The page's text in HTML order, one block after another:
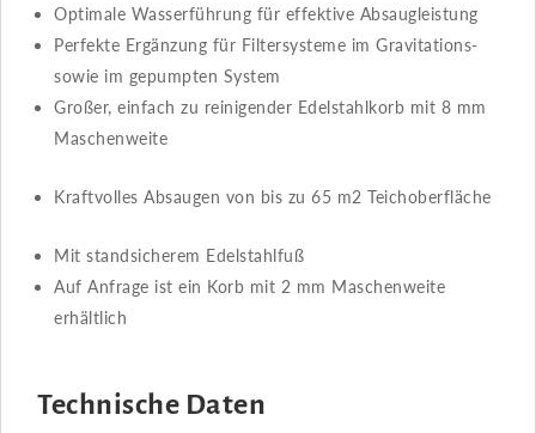
Optimale Wasserführung für effektive Absaugleistung
Perfekte Ergänzung für Filtersysteme im Gravitations-
sowie im gepumpten System
Großer, einfach zu reinigender Edelstahlkorb mit 8 mm
Maschenweite
Kraftvolles Absaugen von bis zu 65 m2 Teichoberfläche
Mit standsicherem Edelstahlfuß
Auf Anfrage ist ein Korb mit 2 mm Maschenweite
erhältlich
Technische Daten